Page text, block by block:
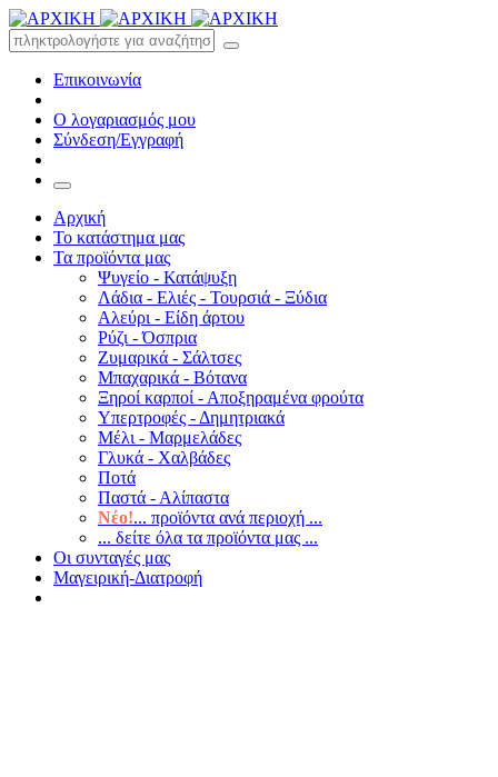
Επικοινωνία
Ο λογαριασμός μου
Σύνδεση/Εγγραφή
Αρχική
Το κατάστημα μας
Τα προϊόντα μας
Ψυγείο - Κατάψυξη
Λάδια - Ελιές - Τουρσιά - Ξύδια
Αλεύρι - Είδη άρτου
Ρύζι - Όσπρια
Ζυμαρικά - Σάλτσες
Μπαχαρικά - Βότανα
Ξηροί καρποί - Αποξηραμένα φρούτα
Υπερτροφές - Δημητριακά
Μέλι - Μαρμελάδες
Γλυκά - Χαλβάδες
Ποτά
Παστά - Αλίπαστα
Νέο!... προϊόντα ανά περιοχή ...
... δείτε όλα τα προϊόντα μας ...
Οι συνταγές μας
Μαγειρική-Διατροφή